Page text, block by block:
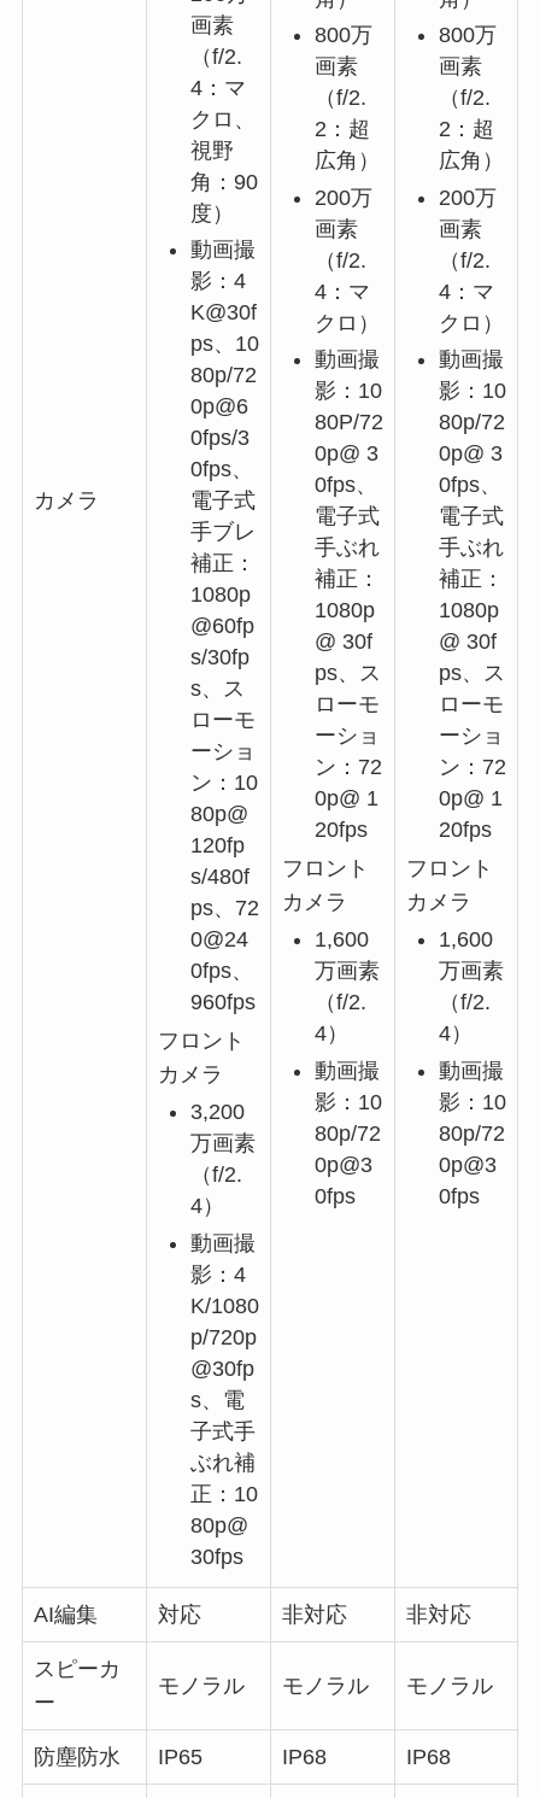
カメラ
画素
（f/2.
4：マ
クロ、
視野
角：90
度）
動画撮
影：4
K@30f
ps、10
80p/72
0p@6
0fps/3
0fps、
電子式
手ブレ
補正：
1080p
@60fp
s/30fp
s、ス
ローモ
ーショ
ン：10
80p@
120fp
s/480f
ps、72
0@24
0fps、
960fps
フロント
カメラ
3,200
万画素
（f/2.
4）
動画撮
影：4
K/1080
p/720p
@30fp
s、電
子式手
ぶれ補
正：10
80p@
30fps
800万
画素
（f/2.
2：超
広角）
200万
画素
（f/2.
4：マ
クロ）
動画撮
影：10
80P/72
0p@ 3
0fps、
電子式
手ぶれ
補正：
1080p
@ 30f
ps、ス
ローモ
ーショ
ン：72
0p@ 1
20fps
フロント
カメラ
1,600
万画素
（f/2.
4）
動画撮
影：10
80p/72
0p@3
0fps
800万
画素
（f/2.
2：超
広角）
200万
画素
（f/2.
4：マ
クロ）
動画撮
影：10
80p/72
0p@ 3
0fps、
電子式
手ぶれ
補正：
1080p
@ 30f
ps、ス
ローモ
ーショ
ン：72
0p@ 1
20fps
フロント
カメラ
1,600
万画素
（f/2.
4）
動画撮
影：10
80p/72
0p@3
0fps
AI編集 対応 非対応 非対応
スピーカ
ー
モノラル モノラル モノラル
防塵防水 IP65 IP68 IP68